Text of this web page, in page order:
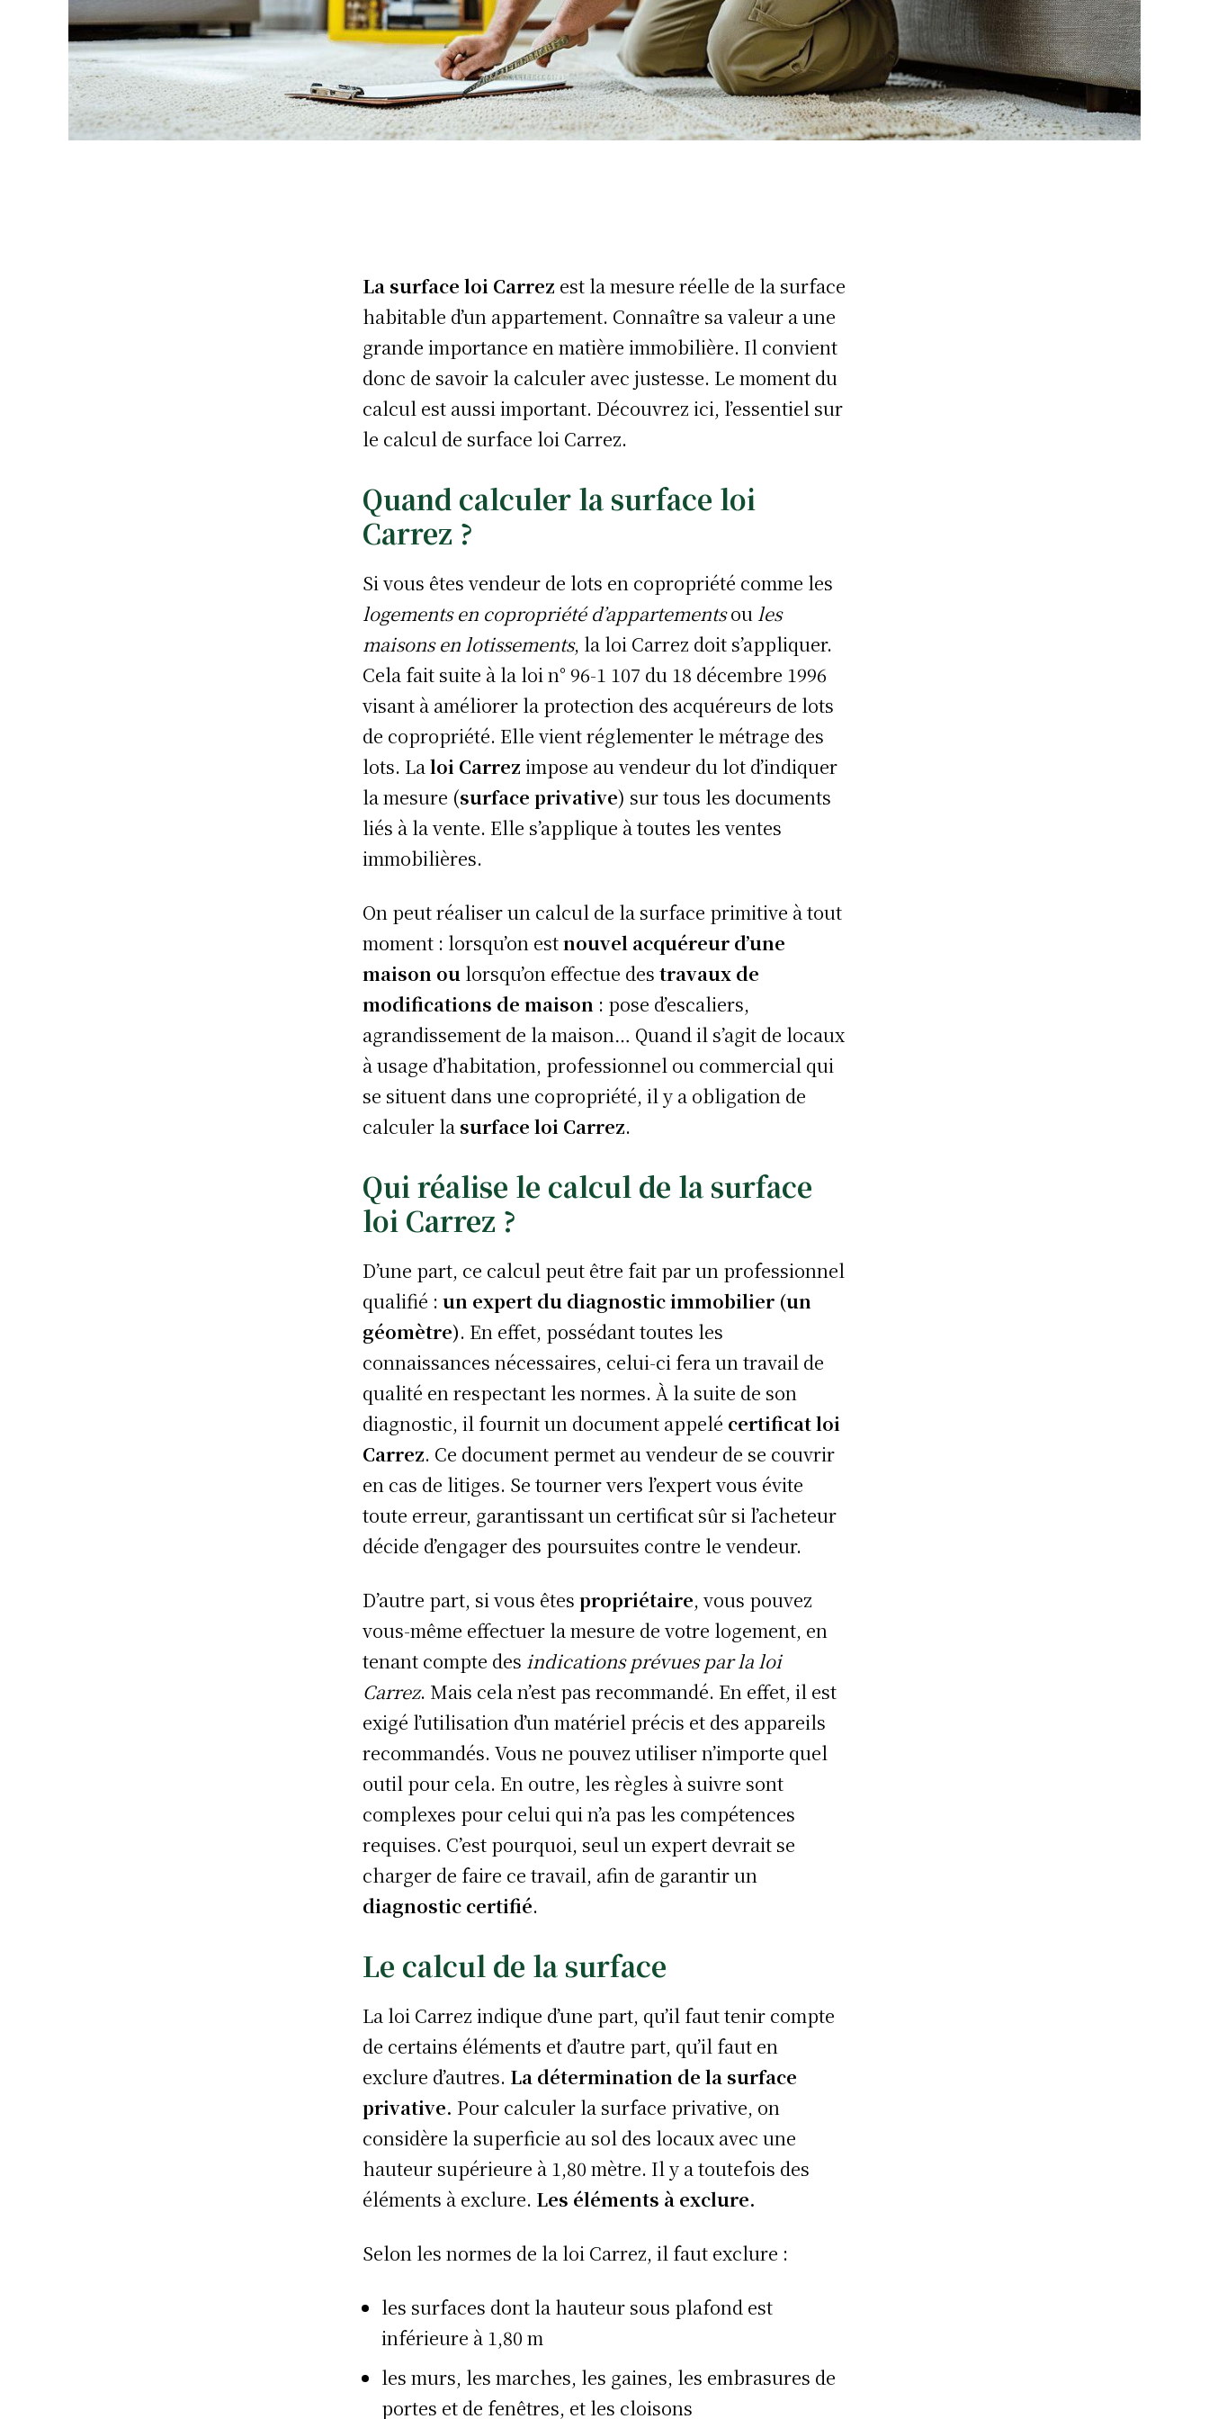
La surface loi Carrez est la mesure réelle de la surface
habitable d’un appartement. Connaître sa valeur a une
grande importance en matière immobilière. Il convient
donc de savoir la calculer avec justesse. Le moment du
calcul est aussi important. Découvrez ici, l’essentiel sur
le calcul de surface loi Carrez.
Quand calculer la surface loi
Carrez ?
Si vous êtes vendeur de lots en copropriété comme les
logements en copropriété d’appartementsoules
maisons en lotissements, la loi Carrez doit s’appliquer.
Cela fait suite à la loi n° 96-1 107 du 18 décembre 1996
visant à améliorer la protection des acquéreurs de lots
de copropriété. Elle vient réglementer le métrage des
lots. Laloi Carrez impose au vendeur du lot d’indiquer
la mesure (surface privative) sur tous les documents
liés à la vente. Elle s’applique à toutes les ventes
immobilières.
On peut réaliser un calcul de la surface primitive à tout
moment : lorsqu’on estnouvel acquéreur d’une
maison ou lorsqu’on effectue des travaux de
modifications de maison : pose d’escaliers,
agrandissement de la maison… Quand il s’agit de locaux
à usage d’habitation, professionnel ou commercial qui
se situent dans une copropriété, il y a obligation de
calculer la surface loi Carrez.
Qui réalise le calcul de la surface
loi Carrez ?
D’une part, ce calcul peut être fait par un professionnel
qualifié :un expert du diagnostic immobilier (un
géomètre). En effet, possédant toutes les
connaissances nécessaires, celui-ci fera un travail de
qualité en respectant les normes. À la suite de son
diagnostic, il fournit un document appelé certificat loi
Carrez. Ce document permet au vendeur de se couvrir
en cas de litiges. Se tourner vers l’expert vous évite
toute erreur, garantissant un certificat sûr si l’acheteur
décide d’engager des poursuites contre le vendeur.
D’autre part, si vous êtespropriétaire, vous pouvez
vous-même effectuer la mesure de votre logement, en
tenant compte des indications prévues par la loi
Carrez. Mais cela n’est pas recommandé. En effet, il est
exigé l’utilisation d’un matériel précis et des appareils
recommandés. Vous ne pouvez utiliser n’importe quel
outil pour cela. En outre, les règles à suivre sont
complexes pour celui qui n’a pas les compétences
requises. C’est pourquoi, seul un expert devrait se
charger de faire ce travail, afin de garantir un
diagnostic certifié.
Le calcul de la surface
La loi Carrez indique d’une part, qu’il faut tenir compte
de certains éléments et d’autre part, qu’il faut en
exclure d’autres. La détermination de la surface
privative. Pour calculer la surface privative, on
considère la superficie au sol des locaux avec une
hauteur supérieure à 1,80 mètre. Il y a toutefois des
éléments à exclure. Les éléments à exclure.
Selon les normes de la loi Carrez, il faut exclure :
les surfaces dont la hauteur sous plafond est
inférieure à 1,80 m
les murs, les marches, les gaines, les embrasures de
portes et de fenêtres, et les cloisons